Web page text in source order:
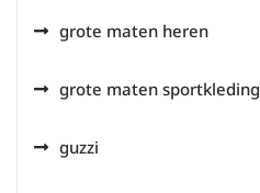
grote maten heren
grote maten sportkleding
guzzi